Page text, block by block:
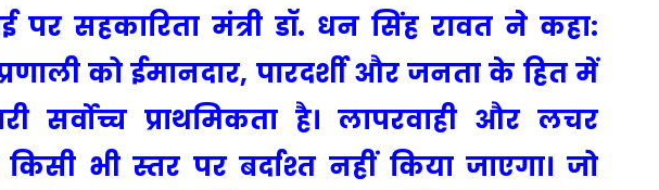
पर सहकारिता मंत्री डॉ. धन सिंह रावत ने कहा:
को ईमानदार, पारदर्शी और जनता के हित में
सर्वोच्च प्राथमिकता है। लापरवाही और लचर
भी स्तर पर बर्दाश्त नहीं किया जाएगा। जो